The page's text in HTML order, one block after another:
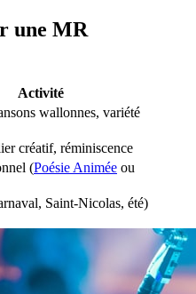
une MR
Activité
wallonnes, variété
créatif, réminiscence
(Poésie Animée ou
Saint-Nicolas, été)